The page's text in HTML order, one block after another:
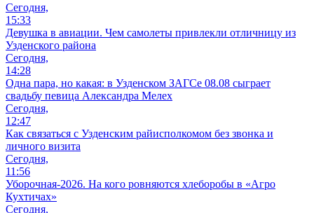
Сегодня,
15:33
Девушка в авиации. Чем самолеты привлекли отличницу из
Узденского района
Сегодня,
14:28
Одна пара, но какая: в Узденском ЗАГСе 08.08 сыграет
свадьбу певица Александра Мелех
Сегодня,
12:47
Как связаться с Узденским райисполкомом без звонка и
личного визита
Сегодня,
11:56
Уборочная-2026. На кого ровняются хлеборобы в «Агро
Кухтичах»
Сегодня,